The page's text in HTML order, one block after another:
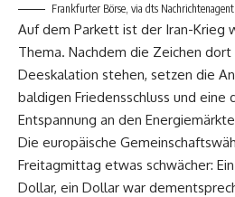
Frankfurter Börse, via dts
Auf dem Parkett ist der Iran-Krieg
Thema. Nachdem die Zeichen
Deeskalation stehen, setzen die
baldigen Friedensschluss und eine
Entspannung an den
Die europäische
Freitagmittag etwas schwächer:
Dollar, ein Dollar war